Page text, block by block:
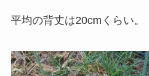
平均の背丈は20cmくらい。